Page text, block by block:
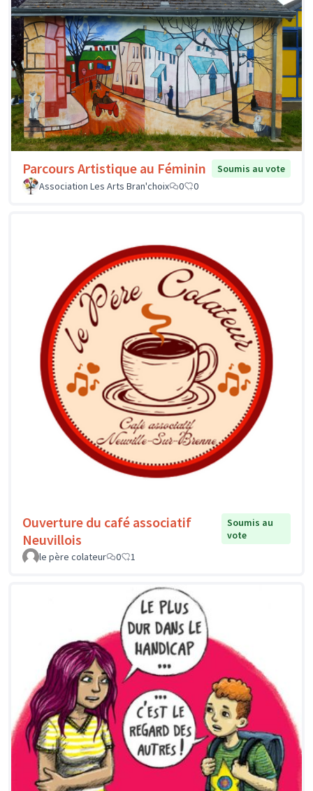
Parcours Artistique au Féminin
Soumis au vote
Association Les Arts Bran'choix
0 0
Ouverture du café associatif
Neuvillois
Soumis au
vote
le père colateur
0 1